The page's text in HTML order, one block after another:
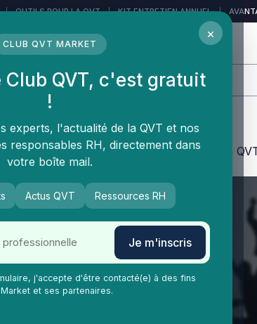
| OUTILS POUR LA QVT | KIT ENTRETIEN ANNUEL |
Tendances QVT Enjeux dans la
×
CLUB QVT MARKET
Club QVT, c'est gratuit
!
experts, l'actualité de la QVT et nos
responsables RH, directement dans
votre boîte mail.
Actus QVT Ressources RH
Je m'inscris
j'accepte d'être contacté(e) à des fins
et ses partenaires.